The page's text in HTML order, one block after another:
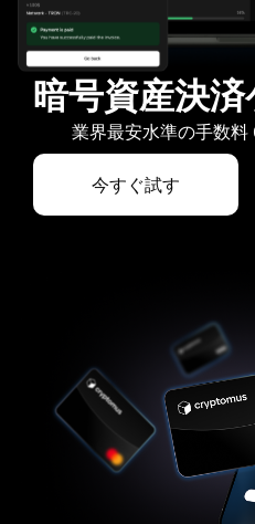
暗号資産決
業界最安水準の手数
今すぐ試す